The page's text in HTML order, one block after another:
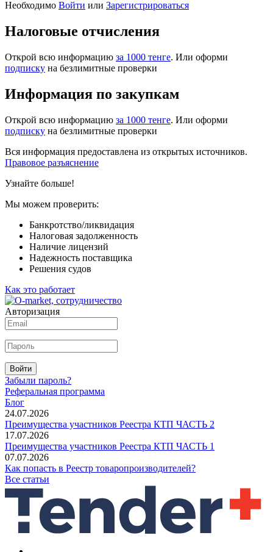
Необходимо Войти или Зарегистрироваться
Налоговые отчисления
Открой всю информацию за 1000 тенге. Или оформи
подписку на безлимитные проверки
Информация по закупкам
Открой всю информацию за 1000 тенге. Или оформи
подписку на безлимитные проверки
Вся информация предоставлена из открытых источников.
Правовое разъяснение
Узнайте больше!
Мы можем проверить:
Банкротство/ликвидация
Налоговая задолженность
Наличие лицензий
Надежность поставщика
Решения судов
Как это работает
Авторизация
Войти
Забыли пароль?
Реферальная программа
Блог
24.07.2026
Преимущества участников Реестра КТП ЧАСТЬ 2
17.07.2026
Преимущества участников Реестра КТП ЧАСТЬ 1
07.07.2026
Как попасть в Реестр товаропроизводителей?
Все статьи